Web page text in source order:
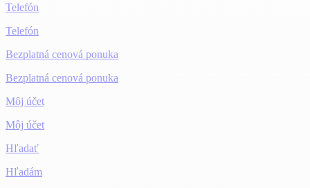
Telefón
Telefón
Bezplatná cenová ponuka
Bezplatná cenová ponuka
Môj účet
Môj účet
Hľadať
Hľadám